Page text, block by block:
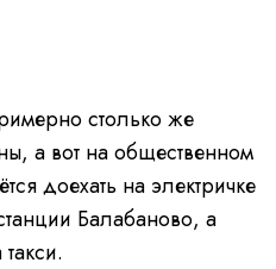
столько же
а вот на общественном
доехать на электричке
Балабаново, а